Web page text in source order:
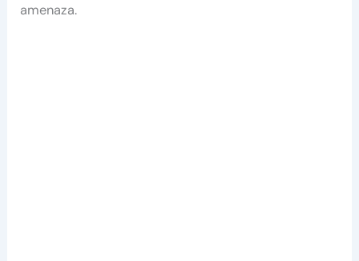
amenaza.